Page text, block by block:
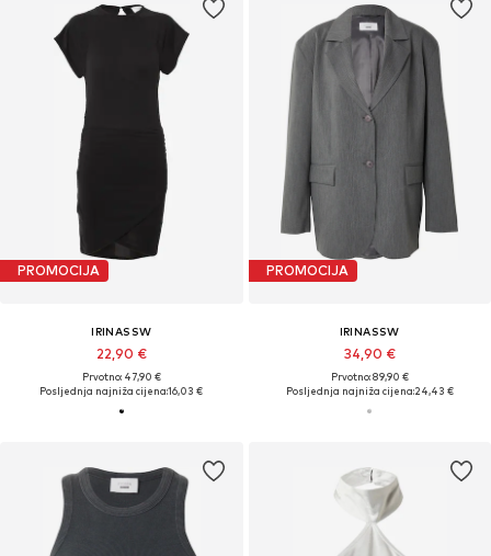
PROMOCIJA
IRINASSW
22,90 €
Prvotno: 47,90 €
Posljednja najniža cijena:16,03 €
PROMOCIJA
IRINASSW
34,90 €
Prvotno: 89,90 €
Posljednja najniža cijena:24,43 €